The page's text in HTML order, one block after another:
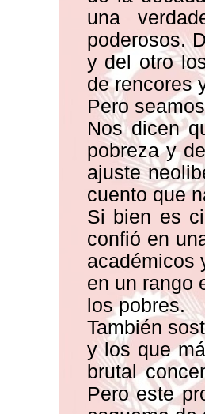
una
poderosos.
y del otro
de rencores
Pero
Nos dicen
pobreza y
ajuste
cuento que
Si bien es
confió en
académicos
en un rango
los pobres.
También
y los que
brutal
Pero este